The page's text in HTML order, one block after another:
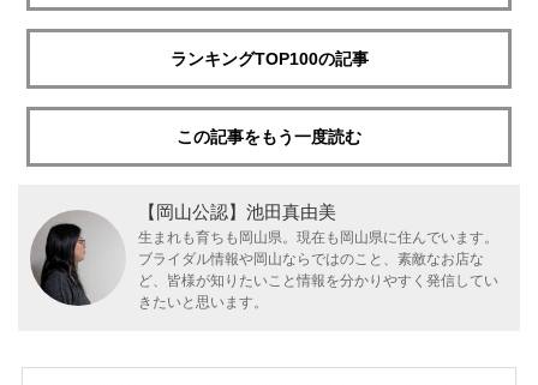
ランキングTOP100の記事
この記事をもう一度読む
【岡山公認】池田真由美
生まれも育ちも岡山県。現在も岡山県に住んでいます。
ブライダル情報や岡山ならではのこと、素敵なお店な
ど、皆様が知りたいこと情報を分かりやすく発信してい
きたいと思います。